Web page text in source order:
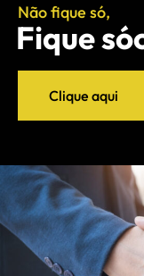
Não fique só,
Fique
Clique aqui